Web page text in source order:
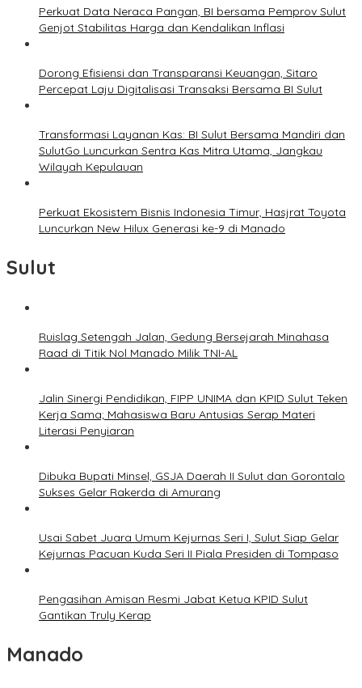
Perkuat Data Neraca Pangan, BI bersama Pemprov Sulut
Genjot Stabilitas Harga dan Kendalikan Inflasi
Dorong Efisiensi dan Transparansi Keuangan, Sitaro
Percepat Laju Digitalisasi Transaksi Bersama BI Sulut
Transformasi Layanan Kas: BI Sulut Bersama Mandiri dan
SulutGo Luncurkan Sentra Kas Mitra Utama, Jangkau
Wilayah Kepulauan
Perkuat Ekosistem Bisnis Indonesia Timur, Hasjrat Toyota
Luncurkan New Hilux Generasi ke-9 di Manado
Sulut
Ruislag Setengah Jalan, Gedung Bersejarah Minahasa
Raad di Titik Nol Manado Milik TNI-AL
Jalin Sinergi Pendidikan, FIPP UNIMA dan KPID Sulut Teken
Kerja Sama; Mahasiswa Baru Antusias Serap Materi
Literasi Penyiaran
Dibuka Bupati Minsel, GSJA Daerah II Sulut dan Gorontalo
Sukses Gelar Rakerda di Amurang
Usai Sabet Juara Umum Kejurnas Seri I, Sulut Siap Gelar
Kejurnas Pacuan Kuda Seri II Piala Presiden di Tompaso
Pengasihan Amisan Resmi Jabat Ketua KPID Sulut
Gantikan Truly Kerap
Manado